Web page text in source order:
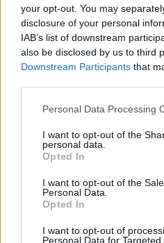
your opt-out. You may
disclosure of your personal
IAB’s list of downstream
also be disclosed by us to third
Downstream Participants that
Please note that this website/
not limited to your visit or usage
grant or deny consent to
use your data for below
consent section.
Personal Data Processing
I want to opt-out of the
personal data.
Opted In
I want to opt-out of the
Personal Data.
Opted In
I want to opt-out of
Personal Data for Targeted
Na Muljavi so organizatorji
je bil slavnostni govornik
zveze Slovenije, Boštjan
tudi predsednik PZS
navzoče s svojimi pesmimi
Vozelj.Čas je hitro mineval,
nazaj proti Mislinji. Zbrali so
Oberščaku, kjer so vstopili
srečni in veseli pripeljali domov.